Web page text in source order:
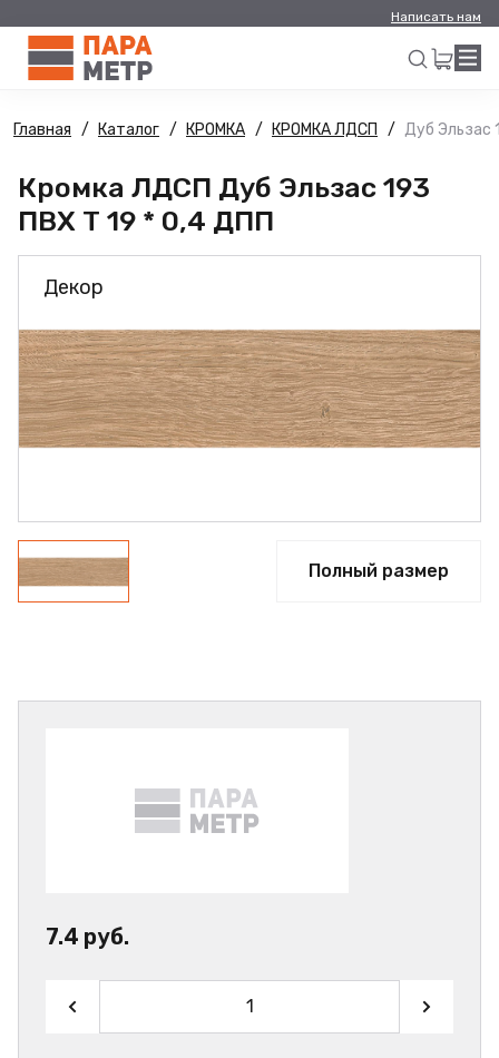
Написать нам
Искать
Главная Каталог КРОМКА КРОМКА ЛДСП Дуб Эльзас
Кромка ЛДСП Дуб Эльзас 193
ПВХ Т 19 * 0,4 ДПП
Декор
Полный размер
7.4 руб.